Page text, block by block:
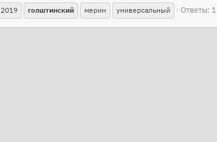
2019 голштинский мерин универсальный Ответы: 1